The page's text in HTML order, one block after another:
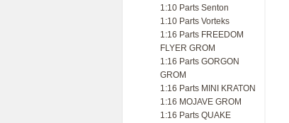
1:10 Parts Senton
1:10 Parts Vorteks
1:16 Parts FREEDOM
FLYER GROM
1:16 Parts GORGON
GROM
1:16 Parts MINI KRATON
1:16 MOJAVE GROM
1:16 Parts QUAKE